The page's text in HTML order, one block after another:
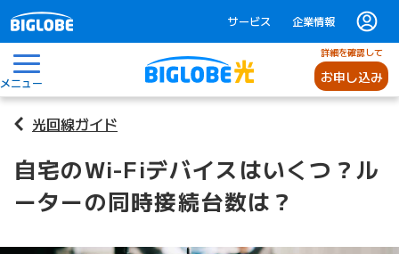
サービス 企業情報
メニュー
詳細を確認して
お申し込み
光回線ガイド
自宅のWi-Fiデバイスはいくつ？ル
ーターの同時接続台数は？